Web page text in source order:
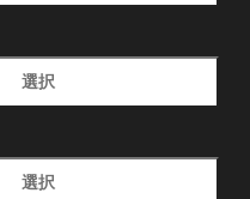
選択
選択